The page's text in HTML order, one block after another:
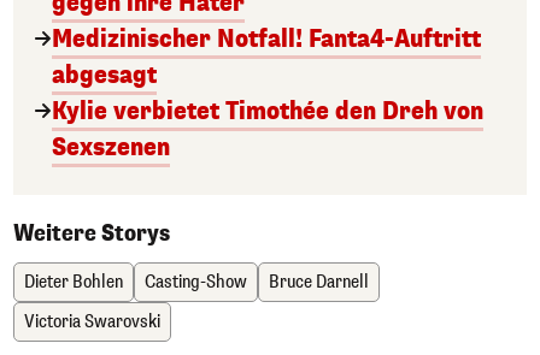
Medizinischer Notfall! Fanta4-Auftritt
abgesagt
Kylie verbietet Timothée den Dreh von
Sexszenen
Weitere Storys
Dieter Bohlen Casting-Show
Bruce Darnell
Victoria Swarovski